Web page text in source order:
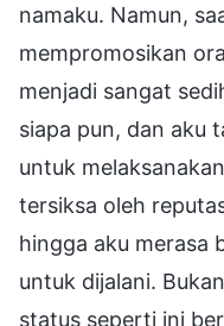
namaku. Namun,
mempromosikan
menjadi sangat
siapa pun, dan aku
untuk
tersiksa oleh
hingga aku merasa
untuk dijalani.
status seperti ini